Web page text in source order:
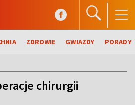
ZDROWIE GWIAZDY PORADY
chirurgii